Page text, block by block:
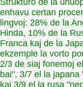
Strukturo de la
enhavu certan
lingvoj: 28% de la
Hinda, 10% de la
Franca kaj de la
ekzemple la vorto
2/3 de siaj fonemoj
bai", 3/7 el la
kaj 3/9 el la rusa